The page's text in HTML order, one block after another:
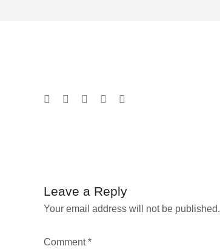
Leave a Reply
Your email address will not be published.
Comment*